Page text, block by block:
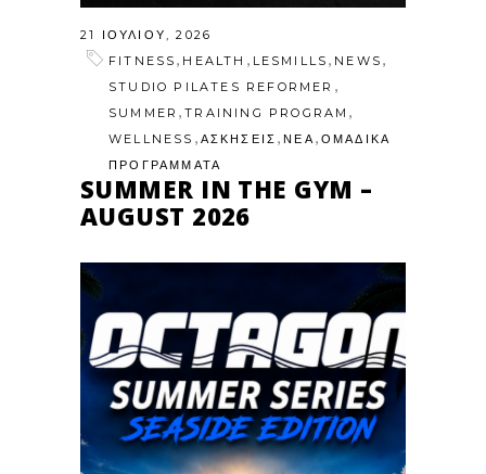
21 ΙΟΥΛΊΟΥ, 2026
FITNESS , HEALTH , LESMILLS , NEWS ,
STUDIO PILATES REFORMER ,
SUMMER ,TRAINING PROGRAM ,
WELLNESS , ΑΣΚΗΣΕΙΣ ,ΝΕΑ , ΟΜΑΔΙΚΑ
ΠΡΟΓΡΑΜΜΑΤΑ
SUMMER IN THE GYM –
AUGUST 2026